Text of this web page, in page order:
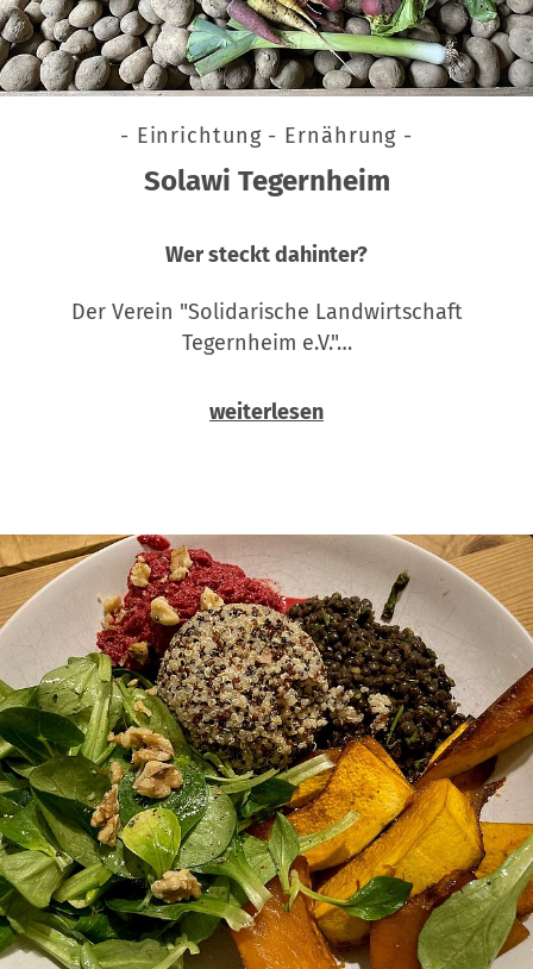
- Einrichtung - Ernährung -
Solawi Tegernheim
Wer steckt dahinter?
Der Verein "Solidarische Landwirtschaft
Tegernheim e.V."…
weiterlesen